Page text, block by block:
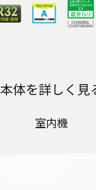
本体を詳しく見
室内機